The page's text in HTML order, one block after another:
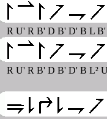
R U' R B' D B' D' B L B'
R U' R B' D B' D' B L²